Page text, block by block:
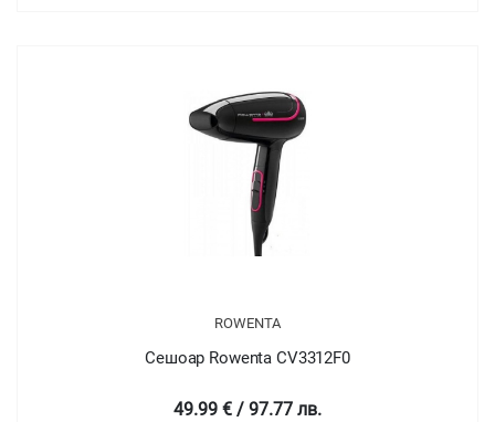
ROWENTA
Сешоар Rowenta CV3312F0
49.99 € / 97.77 лв.